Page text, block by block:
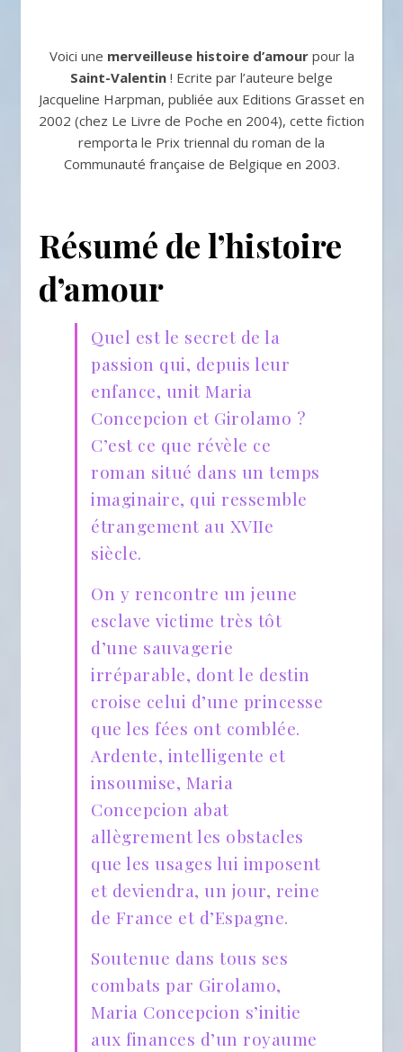
Voici une merveilleuse histoire d’amourpour la
Saint-Valentin ! Ecrite par l’auteure belge
Jacqueline Harpman, publiée aux Editions Grasset en
2002 (chez Le Livre de Poche en 2004), cette fiction
remporta le Prix triennal du roman de la
Communauté française de Belgique en 2003.
Résumé de l’histoire
d’amour
Quel est le secret de la
passion qui, depuis leur
enfance, unit Maria
Concepcion et Girolamo ?
C’est ce que révèle ce
roman situé dans un temps
imaginaire, qui ressemble
étrangement au XVIIe
siècle.
On y rencontre un jeune
esclave victime très tôt
d’une sauvagerie
irréparable, dont le destin
croise celui d’une princesse
que les fées ont comblée.
Ardente, intelligente et
insoumise, Maria
Concepcion abat
allègrement les obstacles
que les usages lui imposent
et deviendra, un jour, reine
de France et d’Espagne.
Soutenue dans tous ses
combats par Girolamo,
Maria Concepcion s’initie
aux finances d’un royaume